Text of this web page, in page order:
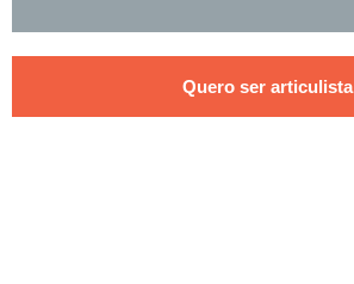
Quero ser articulista